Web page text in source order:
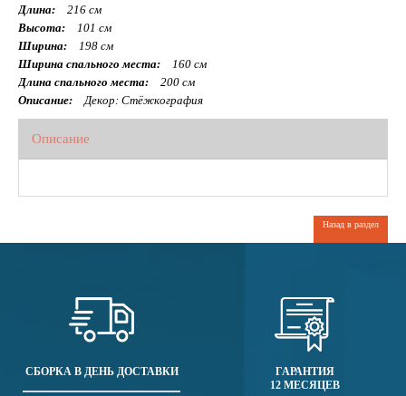
Длина:
216 см
Высота:
101 см
Ширина:
198 см
Ширина спального места:
160 см
Длина спального места:
200 см
Описание:
Декор: Стёжкография
Описание
Назад в раздел
СБОРКА В ДЕНЬ ДОСТАВКИ
ГАРАНТИЯ
12 МЕСЯЦЕВ